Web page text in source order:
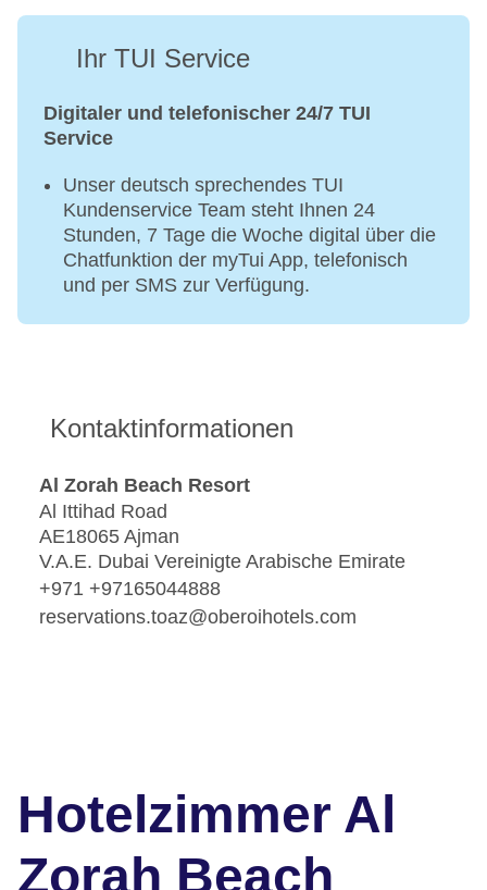
Ihr TUI Service
Digitaler und telefonischer 24/7 TUI
Service
Unser deutsch sprechendes TUI
Kundenservice Team steht Ihnen 24
Stunden, 7 Tage die Woche digital über die
Chatfunktion der myTui App, telefonisch
und per SMS zur Verfügung.
Kontaktinformationen
Al Zorah Beach Resort
Al Ittihad Road
AE18065 Ajman
V.A.E. Dubai Vereinigte Arabische Emirate
+971 +97165044888
reservations.toaz@oberoihotels.com
Hotelzimmer Al
Zorah Beach